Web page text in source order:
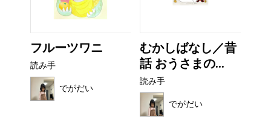
フルーツワニ
読み手
でがだい
むかしばなし／昔
話 おうさまの...
読み手
でがだい